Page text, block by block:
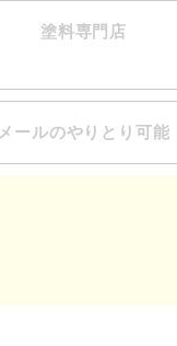
塗料専門店
メールのやりとり可能